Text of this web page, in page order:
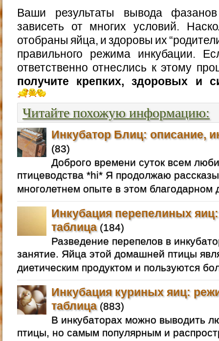
Ваши результаты вывода
зависеть от многих условий.
отобраны яйца, и здоровы их
правильного режима инкубации.
ответственно отнеслись к этому
получите крепких, здоровых и
Читайте похожую информацию:
Инкубатор Блиц: описание,
(83)
Доброго времени суток всем
птицеводства *hi* Я продолжаю
многолетнем опыте в этом
Инкубация перепелиных
таблица(184)
Разведение перепелов в
занятие. Яйца этой домашней птицы
диетическим продуктом и пользуются
Инкубация куриных яиц:
таблица(883)
В инкубаторах можно выводить
птицы, но самым популярным и